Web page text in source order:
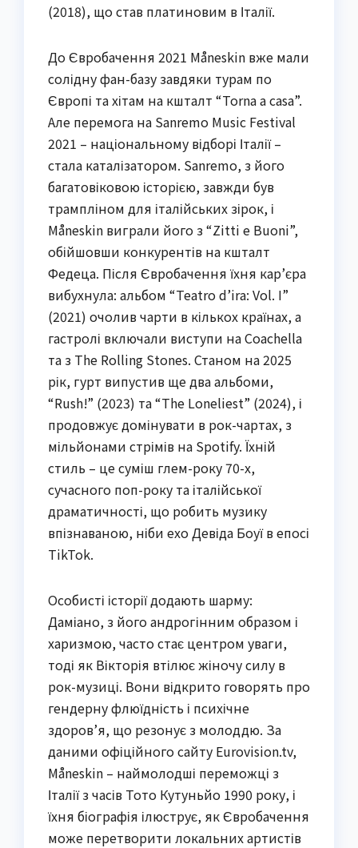
(2018), що став платиновим в Італії.
До Євробачення 2021 Måneskin вже мали
солідну фан-базу завдяки турам по
Європі та хітам на кшталт “Torna a casa”.
Але перемога на Sanremo Music Festival
2021 – національному відборі Італії –
стала каталізатором. Sanremo, з його
багатовіковою історією, завжди був
трампліном для італійських зірок, і
Måneskin виграли його з “Zitti e Buoni”,
обійшовши конкурентів на кшталт
Федеца. Після Євробачення їхня кар’єра
вибухнула: альбом “Teatro d’ira: Vol. I”
(2021) очолив чарти в кількох країнах, а
гастролі включали виступи на Coachella
та з The Rolling Stones. Станом на 2025
рік, гурт випустив ще два альбоми,
“Rush!” (2023) та “The Loneliest” (2024), і
продовжує домінувати в рок-чартах, з
мільйонами стрімів на Spotify. Їхній
стиль – це суміш глем-року 70-х,
сучасного поп-року та італійської
драматичності, що робить музику
впізнаваною, ніби ехо Девіда Боуї в епосі
TikTok.
Особисті історії додають шарму:
Даміано, з його андрогінним образом і
харизмою, часто стає центром уваги,
тоді як Вікторія втілює жіночу силу в
рок-музиці. Вони відкрито говорять про
гендерну флюїдність і психічне
здоров’я, що резонує з молоддю. За
даними офіційного сайту Eurovision.tv,
Måneskin – наймолодші переможці з
Італії з часів Тото Кутуньйо 1990 року, і
їхня біографія ілюструє, як Євробачення
може перетворити локальних артистів